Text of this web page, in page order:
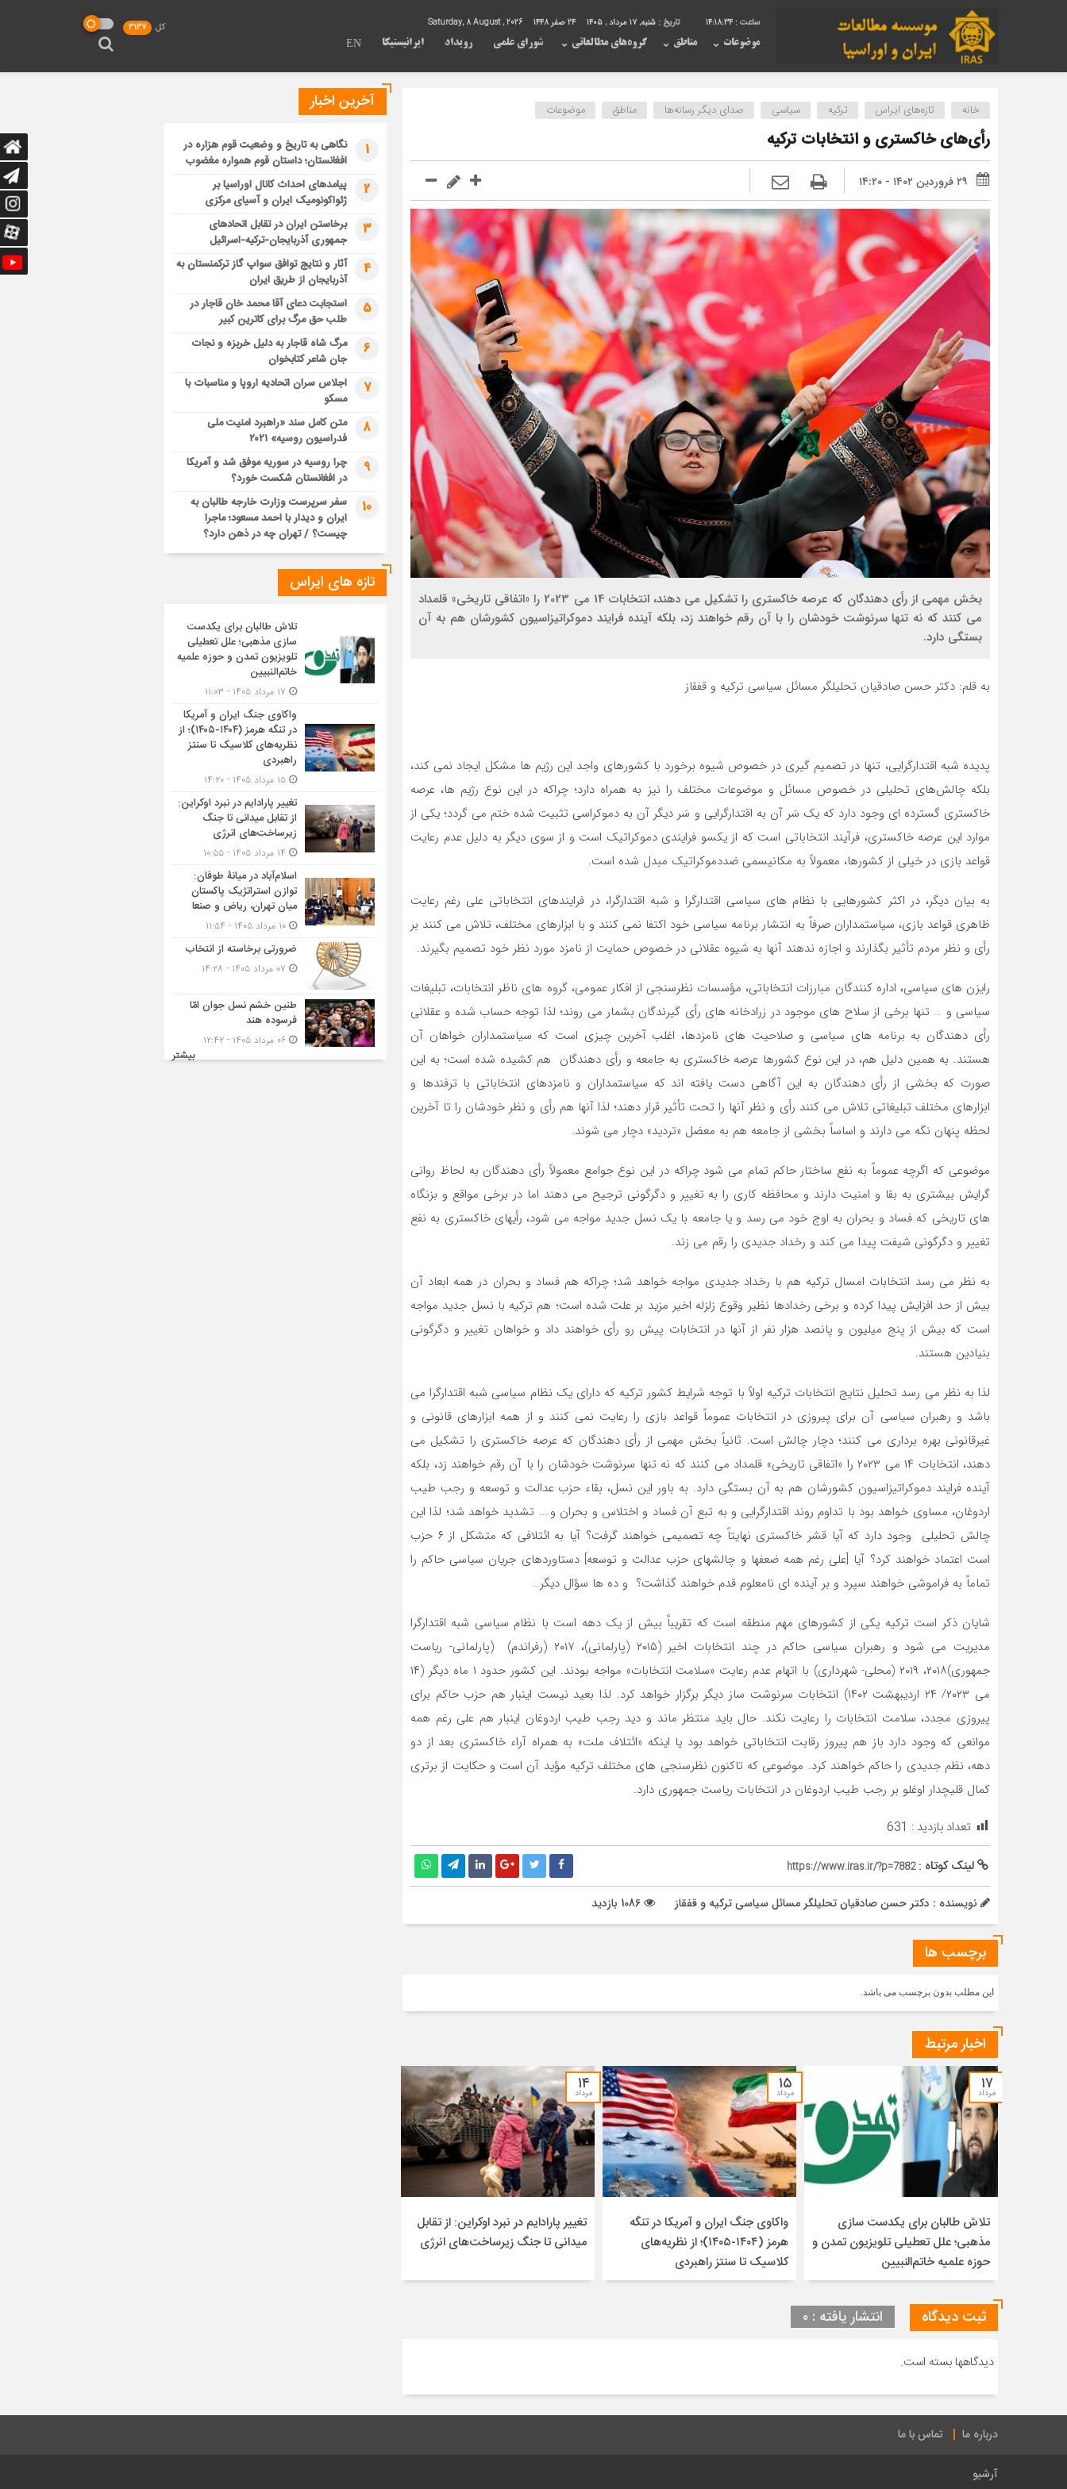
14:18:35 تاریخ : شنبه, ۱۷ مرداد , ۱۴۰۵ 24 صفر 1448
موضوعات مناطق گروه‌های مطالعاتی شورای علمی رویداد ایرانیستیکا EN
کل 3137
خانه تازه‌های ایراس ترکیه سیاسی صدای دیگر رسانه‌ها مناطق موضوعات
ر‌أی‌های خاکستری و انتخابات ترکیه
۲۹ فروردین ۱۴۰۲ - ۱۴:۲۰
بخش مهمی از رأی دهندگان که عرصه خاکستری را تشکیل می دهند، انتخابات 14 می 2023 را «اتفاقی تاریخی» قلمداد
می کنند که نه تنها سرنوشت خودشان را با آن رقم خواهند زد، بلکه آینده فرایند دموکراتیزاسیون کشورشان هم به آن
بستگی دارد.
به قلم: دکتر حسن صادقیان تحلیلگر مسائل سیاسی ترکیه و قفقاز
پدیده شبه اقتدارگرایی، تنها در تصمیم گیری در خصوص شیوه برخورد با کشورهای واجد این رژیم ها مشکل ایجاد نمی کند،
بلکه چالش‌های تحلیلی در خصوص مسائل و موضوعات مختلف را نیز به همراه دارد؛ چراکه در این نوع رژیم ها، عرصه
خاکستری گسترده ای وجود دارد که یک سَر آن به اقتدارگرایی و سَر دیگر آن به دموکراسی تثبیت شده ختم می گردد؛ یکی از
موارد این عرصه خاکستری، فرآیند انتخاباتی است که از یکسو فرایندی دموکراتیک است و از سوی دیگر به دلیل عدم رعایت
قواعد بازی در خیلی از کشورها، معمولاً به مکانیسمی ضددموکراتیک مبدل شده است.
به بیان دیگر، در اکثر کشورهایی با نظام های سیاسی اقتدارگرا و شبه اقتدارگرا، در فرایندهای انتخاباتی علی رغم رعایت
ظاهری قواعد بازی، سیاستمداران صرفاً به انتشار برنامه سیاسی خود اکتفا نمی کنند و با ابزارهای مختلف، تلاش می کنند بر
رأی و نظر مردم تأثیر بگذارند و اجازه ندهند آنها به شیوه عقلانی در خصوص حمایت از نامزد مورد نظر خود تصمیم بگیرند.
رایزن های سیاسی، اداره کنندگان مبارزات انتخاباتی، مؤسسات نظرسنجی از افکار عمومی، گروه های ناظر انتخابات، تبلیغات
سیاسی و … تنها برخی از سلاح های موجود در زرادخانه های رأی گیرندگان بشمار می روند؛ لذا توجه حساب شده و عقلانی
رأی دهندگان به برنامه های سیاسی و صلاحیت های نامزدها، اغلب آخرین چیزی است که سیاستمداران خواهان آن
هستند. به همین دلیل هم، در این نوع کشورها عرصه خاکستری به جامعه و رأی دهندگان هم کشیده شده است؛ به این
صورت که بخشی از رأی دهندگان به این آگاهی دست یافته اند که سیاستمداران و نامزدهای انتخاباتی با ترفندها و
ابزارهای مختلف تبلیغاتی تلاش می کنند رأی و نظر آنها را تحت تأثیر قرار دهند؛ لذا آنها هم رأی و نظر خودشان را تا آخرین
لحظه پنهان نگه می دارند و اساساً بخشی از جامعه هم به معضل «تردید» دچار می شوند.
موضوعی که اگرچه عموماً به نفع ساختار حاکم تمام می شود چراکه در این نوع جوامع معمولاً رأی دهندگان به لحاظ روانی
گرایش بیشتری به بقا و امنیت دارند و محافظه کاری را به تغییر و دگرگونی ترجیح می دهند اما در برخی مواقع و بزنگاه
های تاریخی که فساد و بحران به اوج خود می رسد و یا جامعه با یک نسل جدید مواجه می شود، رأیهای خاکستری به نفع
تغییر و دگرگونی شیفت پیدا می کند و رخداد جدیدی را رقم می زند.
به نظر می رسد انتخابات امسال ترکیه هم با رخداد جدیدی مواجه خواهد شد؛ چراکه هم فساد و بحران در همه ابعاد آن
بیش از حد افزایش پیدا کرده و برخی رخدادها نظیر وقوع زلزله اخیر مزید بر علت شده است؛ هم ترکیه با نسل جدید مواجه
است که بیش از پنج میلیون و پانصد هزار نفر از آنها در انتخابات پیش رو رأی خواهند داد و خواهان تغییر و دگرگونی
بنیادین هستند.
لذا به نظر می رسد تحلیل نتایج انتخابات ترکیه اولاً با توجه شرایط کشور ترکیه که دارای یک نظام سیاسی شبه اقتدارگرا می
باشد و رهبران سیاسی آن برای پیروزی در انتخابات عموماً قواعد بازی را رعایت نمی کنند و از همه ابزارهای قانونی و
غیرقانونی بهره برداری می کنند؛ دچار چالش است. ثانیاً بخش مهمی از رأی دهندگان که عرصه خاکستری را تشکیل می
دهند، انتخابات ۱۴ می ۲۰۲۳ را «اتفاقی تاریخی» قلمداد می کنند که نه تنها سرنوشت خودشان را با آن رقم خواهند زد، بلکه
آینده فرایند دموکراتیزاسیون کشورشان هم به آن بستگی دارد. به باور این نسل، بقاء حزب عدالت و توسعه و رجب طیب
اردوغان، مساوی خواهد بود با تداوم روند اقتدارگرایی و به تبع آن فساد و اختلاس و بحران و…. تشدید خواهد شد؛ لذا این
چالش تحلیلی وجود دارد که آیا قشر خاکستری نهایتاً چه تصمیمی خواهند گرفت؟ آیا به ائتلافی که متشکل از ۶ حزب
است اعتماد خواهند کرد؟ آیا [علی رغم همه ضعفها و چالشهای حزب عدالت و توسعه] دستاوردهای جریان سیاسی حاکم را
تماماً به فراموشی خواهند سپرد و بر آینده ای نامعلوم قدم خواهند گذاشت؟ و ده ها سؤال دیگر…
شایان ذکر است ترکیه یکی از کشورهای مهم منطقه است که تقریباً بیش از یک دهه است با نظام سیاسی شبه اقتدارگرا
مدیریت می شود و رهبران سیاسی حاکم در چند انتخابات اخیر (۲۰۱۵ (پارلمانی)، ۲۰۱۷ (رفراندم) (پارلمانی- ریاست
جمهوری)۲۰۱۸، ۲۰۱۹ (محلی- شهرداری) با اتهام عدم رعایت «سلامت انتخابات» مواجه بودند. این کشور حدود ۱ ماه دیگر (۱۴
می ۲۰۲۳/ ۲۴ اردیبهشت ۱۴۰۲) انتخابات سرنوشت ساز دیگر برگزار خواهد کرد. لذا بعید نیست اینبار هم حزب حاکم برای
پیروزی مجدد، سلامت انتخابات را رعایت نکند. حال باید منتظر ماند و دید رجب طیب اردوغان اینبار هم علی رغم همه
موانعی که وجود دارد باز هم پیروز رقابت انتخاباتی خواهد بود یا اینکه «ائتلاف ملت» به همراه آراء خاکستری بعد از دو
دهه، نظم جدیدی را حاکم خواهند کرد. موضوعی که تاکنون نظرسنجی های مختلف ترکیه مؤید آن است و حکایت از برتری
کمال قلیچدار اوغلو بر رجب طیب اردوغان در انتخابات ریاست جمهوری دارد.
تعداد بازدید : 631
لینک کوتاه :https://www.iras.ir/?p=7882
نویسنده : دکتر حسن صادقیان تحلیلگر مسائل سیاسی ترکیه و قفقاز
برچسب ها
این مطلب بدون برچسب می باشد.
اخبار مرتبط
۱۷
مرداد
تلاش طالبان برای یکدست سازی
مذهبی؛ علل تعطیلی تلویزیون تمدن و
حوزه علمیه خاتم‌النبیین
۱۵
مرداد
واکاوی جنگ ایران و آمریکا در تنگه
هرمز (۱۴۰۴-۱۴۰۵)؛ از نظریه‌های
کلاسیک تا سنتز راهبردی
۱۴
مرداد
تغییر پارادایم در نبرد اوکراین: از تقابل
میدانی تا جنگ زیرساخت‌های انرژی
ثبت دیدگاه انتشار یافته : ۰
دیدگاهها بسته است.
آخرین اخبار
1
نگاهی به تاریخ و وضعیت قوم هزاره در
افغانستان؛ داستان قوم همواره مغضوب
2
پیامدهای احداث کانال اوراسیا بر
ژئواکونومیک ایران و آسیای مرکزی
3
برخاستن ایران در تقابل اتحادهای
جمهوری آذربایجان-ترکیه-اسرائیل
4
آثار و نتایج توافق سواپ گاز ترکمنستان به
آذربایجان از طریق ایران
5
استجابت دعای آقا محمد خان قاجار در
طلب حق مرگ برای کاترین کبیر
6
مرگ شاه قاجار به دلیل خربزه و نجات
جان شاعر کتابخوان
7
اجلاس سران اتحادیه اروپا و مناسبات با
مسکو
8
متن کامل سند «راهبرد امنیت ملی
فدراسیون روسیه» ۲۰۲۱
9
چرا روسیه در سوریه موفق شد و آمریکا
در افغانستان شکست خورد؟
10
سفر سرپرست وزارت خارجه طالبان به
ایران و دیدار با احمد مسعود؛ ماجرا
چیست؟ / تهران چه در ذهن دارد؟
تازه های ایراس
تلاش طالبان برای یکدست
سازی مذهبی؛ علل تعطیلی
تلویزیون تمدن و حوزه علمیه
خاتم‌النبیین
واکاوی جنگ ایران و آمریکا
در تنگه هرمز (۱۴۰۴-۱۴۰۵)؛ از
نظریه‌های کلاسیک تا سنتز
راهبردی
تغییر پارادایم در نبرد اوکراین:
از تقابل میدانی تا جنگ
زیرساخت‌های انرژی
اسلام‌آباد در میانۀ طوفان:
توازن استراتژیک پاکستان
میان تهران، ریاض و صنعا
ضرورتی برخاسته از انتخاب
طنین خشم نسل جوان امّا
فرسوده هند
بیشتر
درباره ما تماس با ما
آرشیو